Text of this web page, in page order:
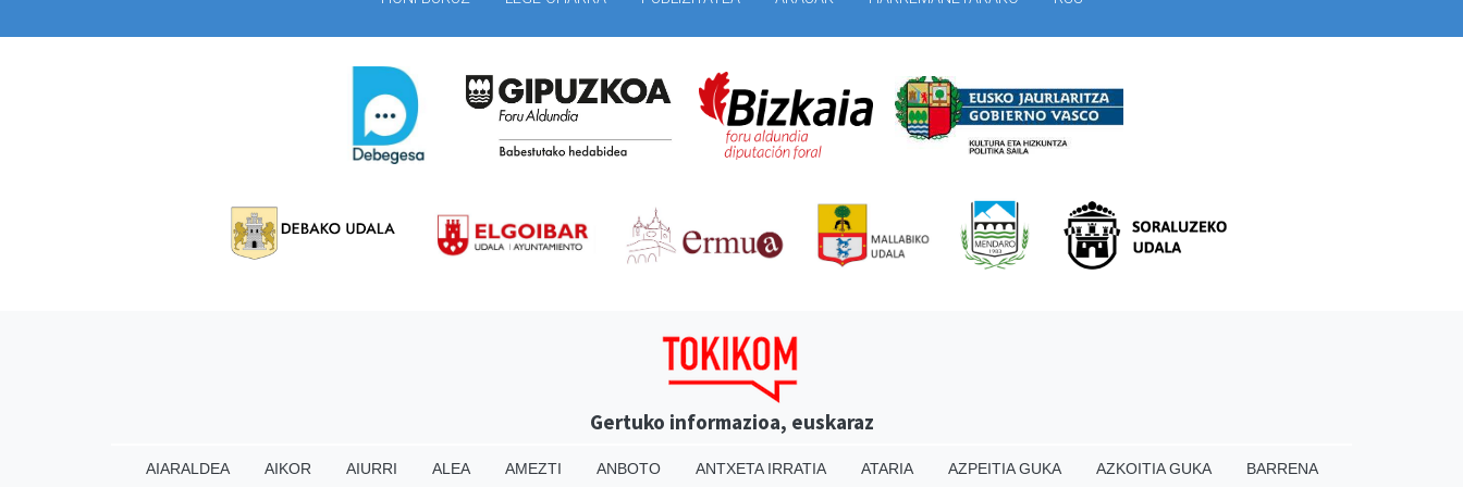
Gertuko informazioa, euskaraz
AIARALDEA AIKOR AIURRI ALEA AMEZTI ANBOTO ANTXETA IRRATIA ATARIA AZPEITIA GUKA AZKOITIA GUKA BARRENA